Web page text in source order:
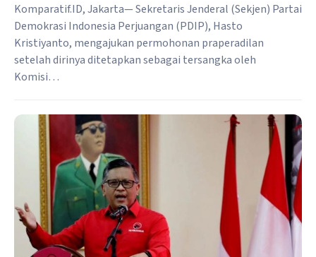
Komparatif.ID, Jakarta— Sekretaris Jenderal (Sekjen) Partai
Demokrasi Indonesia Perjuangan (PDIP), Hasto
Kristiyanto, mengajukan permohonan praperadilan
setelah dirinya ditetapkan sebagai tersangka oleh
Komisi…